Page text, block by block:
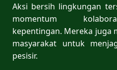
Aksi bersih lingkungan
momentum
kepentingan. Mereka juga
masyarakat untuk
pesisir.